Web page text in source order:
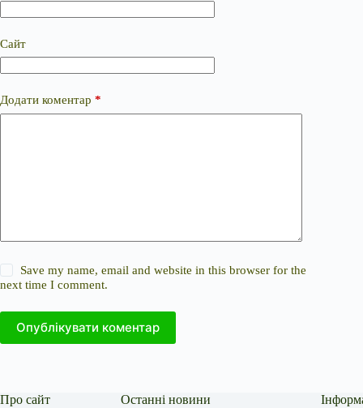
Сайт
Додати коментар *
Save my name, email and website in this browser for the
next time I comment.
Опублікувати коментар
Про сайт Останні новини